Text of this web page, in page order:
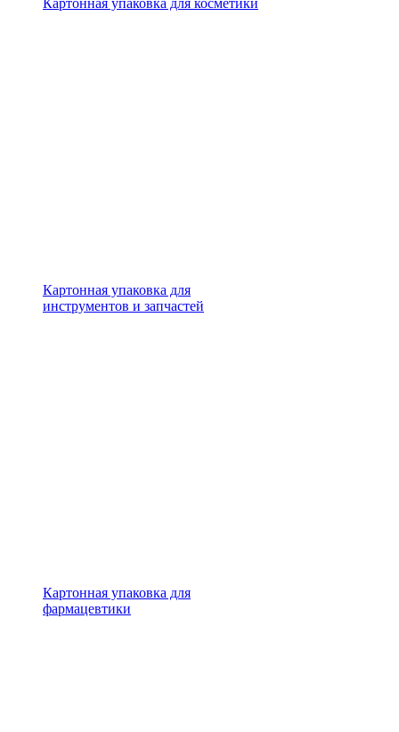
Картонная упаковка для
инструментов и запчастей
Картонная упаковка для
фармацевтики